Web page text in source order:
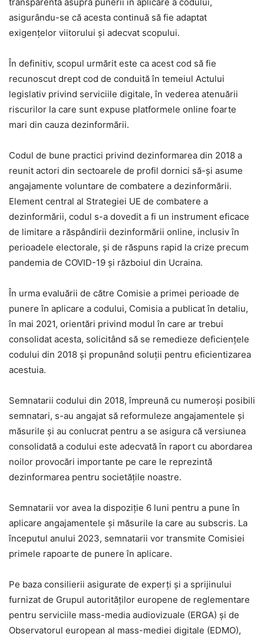
asigurându-se că acesta continuă să fie adaptat
exigenţelor viitorului şi adecvat scopului.
În definitiv, scopul urmărit este ca acest cod să fie
recunoscut drept cod de conduită în temeiul Actului
legislativ privind serviciile digitale, în vederea atenuării
riscurilor la care sunt expuse platformele online foarte
mari din cauza dezinformării.
Codul de bune practici privind dezinformarea din 2018 a
reunit actori din sectoarele de profil dornici să-şi asume
angajamente voluntare de combatere a dezinformării.
Element central al Strategiei UE de combatere a
dezinformării, codul s-a dovedit a fi un instrument eficace
de limitare a răspândirii dezinformării online, inclusiv în
perioadele electorale, şi de răspuns rapid la crize precum
pandemia de COVID-19 şi războiul din Ucraina.
În urma evaluării de către Comisie a primei perioade de
punere în aplicare a codului, Comisia a publicat în detaliu,
în mai 2021, orientări privind modul în care ar trebui
consolidat acesta, solicitând să se remedieze deficienţele
codului din 2018 şi propunând soluţii pentru eficientizarea
acestuia.
Semnatarii codului din 2018, împreună cu numeroşi posibili
semnatari, s-au angajat să reformuleze angajamentele şi
măsurile şi au conlucrat pentru a se asigura că versiunea
consolidată a codului este adecvată în raport cu abordarea
noilor provocări importante pe care le reprezintă
dezinformarea pentru societăţile noastre.
Semnatarii vor avea la dispoziţie 6 luni pentru a pune în
aplicare angajamentele şi măsurile la care au subscris. La
începutul anului 2023, semnatarii vor transmite Comisiei
primele rapoarte de punere în aplicare.
Pe baza consilierii asigurate de experţi şi a sprijinului
furnizat de Grupul autorităţilor europene de reglementare
pentru serviciile mass-media audiovizuale (ERGA) şi de
Observatorul european al mass-mediei digitale (EDMO),